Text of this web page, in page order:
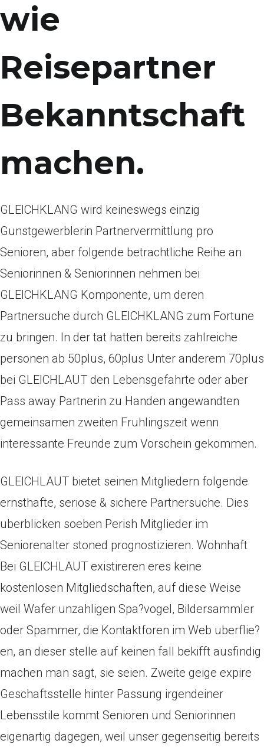
wie
Reisepartner
Bekanntschaft
machen.
GLEICHKLANG wird keineswegs einzig
Gunstgewerblerin Partnervermittlung pro
Senioren, aber folgende betrachtliche Reihe an
Seniorinnen & Seniorinnen nehmen bei
GLEICHKLANG Komponente, um deren
Partnersuche durch GLEICHKLANG zum Fortune
zu bringen. In der tat hatten bereits zahlreiche
personen ab 50plus, 60plus Unter anderem 70plus
bei GLEICHLAUT den Lebensgefahrte oder aber
Pass away Partnerin zu Handen angewandten
gemeinsamen zweiten Fruhlingszeit wenn
interessante Freunde zum Vorschein gekommen.
GLEICHLAUT bietet seinen Mitgliedern folgende
ernsthafte, seriose & sichere Partnersuche. Dies
uberblicken soeben Perish Mitglieder im
Seniorenalter stoned prognostizieren. Wohnhaft
Bei GLEICHLAUT existireren eres keine
kostenlosen Mitgliedschaften, auf diese Weise
weil Wafer unzahligen Spa?vogel, Bildersammler
oder Spammer, die Kontaktforen im Web uberflie?
en, an dieser stelle auf keinen fall bekifft ausfindig
machen man sagt, sie seien. Zweite geige expire
Geschaftsstelle hinter Passung irgendeiner
Lebensstile kommt Senioren und Seniorinnen
eigenartig dagegen, weil unser gegenseitig bereits